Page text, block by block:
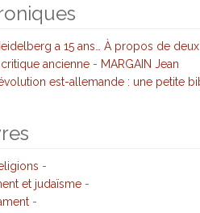
a 15 ans… À propos de
ancienne - MARGAIN Jean
révolution est-allemande : une petite
-
et judaïsme -
-